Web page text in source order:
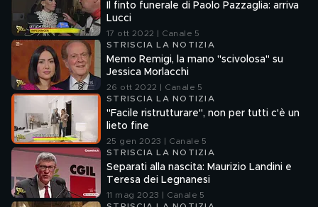
Il finto funerale di Paolo Pazzaglia: arriva
Lucci
17 ott 2022 | Canale 5
STRISCIA LA NOTIZIA
Memo Remigi, la mano "scivolosa" su
Jessica Morlacchi
26 ott 2022 | Canale 5
STRISCIA LA NOTIZIA
"Facile ristrutturare", non per tutti c'è un
lieto fine
25 gen 2023 | Canale 5
STRISCIA LA NOTIZIA
Separati alla nascita: Maurizio Landini e
Teresa dei Legnanesi
11 mag 2023 | Canale 5